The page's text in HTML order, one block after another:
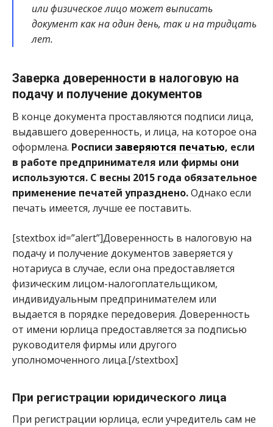
или физическое лицо может выписать
документ как на один день, так и на тридцать
лет.
Заверка доверенности в налоговую на
подачу и получение документов
В конце документа проставляются подписи лица,
выдавшего доверенность, и лица, на которое она
оформлена. Росписи заверяются печатью, если
в работе предпринимателя или фирмы они
используются. С весны 2015 года обязательное
применение печатей упразднено.Однако если
печать имеется, лучше ее поставить.
[stextbox id=”alert”]Доверенность в налоговую на
подачу и получение документов заверяется у
нотариуса в случае, если она предоставляется
физическим лицом-налогоплательщиком,
индивидуальным предпринимателем или
выдается в порядке передоверия. Доверенность
от имени юрлица предоставляется за подписью
руководителя фирмы или другого
уполномоченного лица.[/stextbox]
При регистрации юридического лица
При регистрации юрлица, если учредитель сам не